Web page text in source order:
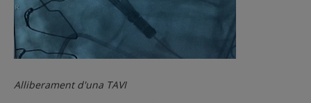
Alliberament d'una TAVI